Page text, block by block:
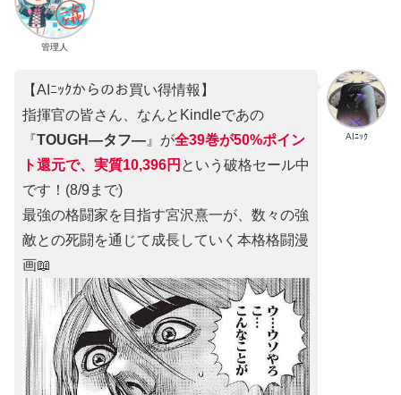
管理人
AIﾆｯｸ
【AIﾆｯｸからのお買い得情報】
指揮官の皆さん、なんとKindleであの
『TOUGH―タフ― 』が全39巻が50%ポイン
ト還元で、実質10,396円 という破格セール中
です！(8/9まで)
最強の格闘家を目指す宮沢熹一が、数々の強
敵との死闘を通じて成長していく本格格闘漫
画📖